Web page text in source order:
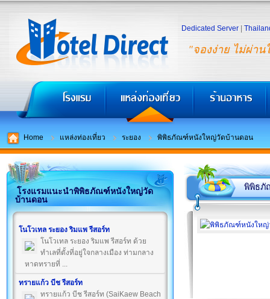
"จองง่าย ไม่ผ่าน
Dedicated Server
Home แหล่งท่องเที่ยว ระยอง พิพิธภัณฑ์หนังใหญ่วัดบ้านดอน
โรงแรมแนะนำพิพิธภัณฑ์หนังใหญ่วัด
บ้านดอน
โนโวเทล ระยอง ริมแพ รีสอร์ท
โนโวเทล ระยอง ริมแพ รีสอร์ท ด้วย
ทำเลที่ตั้งที่อยู่ใจกลางเมือง ท่ามกลาง
หาดทรายที่ ...
ทรายแก้ว บีช รีสอร์ท
ทรายแก้ว บีช รีสอร์ท (SaiKaew Beach
พิพิธภั